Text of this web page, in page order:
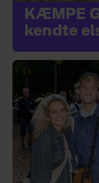
KÆMPE
kendte